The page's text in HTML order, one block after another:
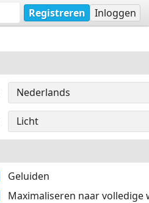
Registreren Inloggen
Geluiden
Maximaliseren naar volledige